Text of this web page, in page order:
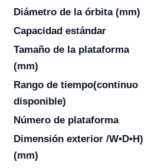
Diámetro de la órbita (mm)
Capacidad estándar
Tamaño de la plataforma
(mm)
Rango de tiempo(continuo
disponible)
Número de plataforma
Dimensión exterior /W•D•H)
(mm)